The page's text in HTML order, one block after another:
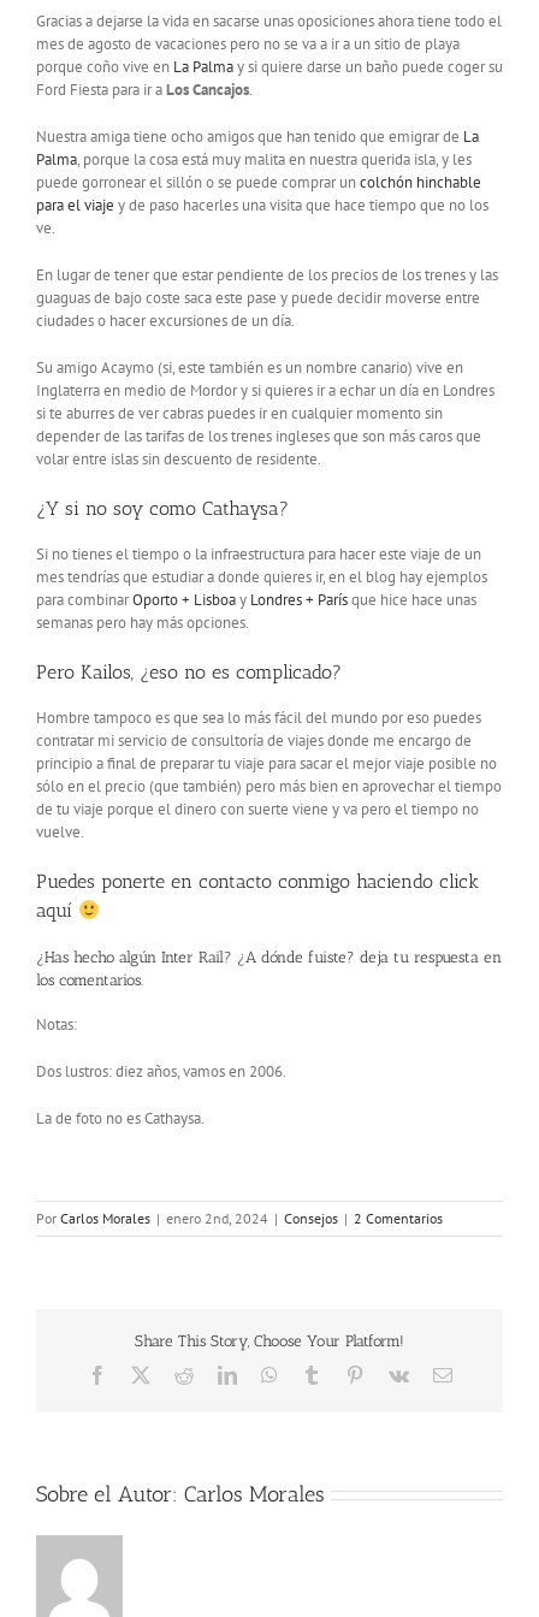
Gracias a dejarse la vida en sacarse unas oposiciones ahora tiene todo el
mes de agosto de vacaciones pero no se va a ir a un sitio de playa
porque coño vive en La Palmay si quiere darse un baño puede coger su
Ford Fiesta para ir aLos Cancajos.
Nuestra amiga tiene ocho amigos que han tenido que emigrar de La
Palma, porque la cosa está muy malita en nuestra querida isla, y les
puede gorronear el sillón o se puede comprar uncolchón hinchable
para el viaje y de paso hacerles una visita que hace tiempo que no los
ve.
En lugar de tener que estar pendiente de los precios de los trenes y las
guaguas de bajo coste saca este pase y puede decidir moverse entre
ciudades o hacer excursiones de un día.
Su amigo Acaymo (si, este también es un nombre canario) vive en
Inglaterra en medio de Mordor y si quieres ir a echar un día en Londres
si te aburres de ver cabras puedes ir en cualquier momento sin
depender de las tarifas de los trenes ingleses que son más caros que
volar entre islas sin descuento de residente.
¿Y si no soy como Cathaysa?
Si no tienes el tiempo o la infraestructura para hacer este viaje de un
mes tendrías que estudiar a donde quieres ir, en el blog hay ejemplos
para combinarOporto + Lisboay Londres + Parísque hice hace unas
semanas pero hay más opciones.
Pero Kailos, ¿eso no es complicado?
Hombre tampoco es que sea lo más fácil del mundo por eso puedes
contratar mi servicio de consultoría de viajes donde me encargo de
principio a final de preparar tu viaje para sacar el mejor viaje posible no
sólo en el precio (que también) pero más bien en aprovechar el tiempo
de tu viaje porque el dinero con suerte viene y va pero el tiempo no
vuelve.
Puedes ponerte en contacto conmigo haciendo click
aquí
¿Has hecho algún Inter Rail? ¿A dónde fuiste? deja tu respuesta en
los comentarios.
Notas:
Dos lustros: diez años, vamos en 2006.
La de foto no es Cathaysa.
Por Carlos Morales | enero 2nd, 2024 | Consejos | 2 Comentarios
Share This Story, Choose Your Platform!
Facebook RedditLinkedInWhatsApp
Tumblr Pinterest
Vk
Correo
Sobre el Autor: Carlos Morales